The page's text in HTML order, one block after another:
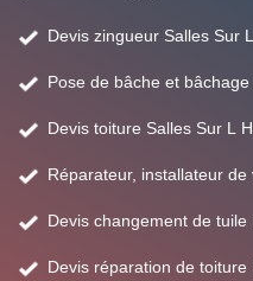
Devis zingueur Salles Sur
Pose de bâche et
Devis toiture Salles Sur L
Réparateur, installateur
Devis changement de tuile
Devis réparation de toiture